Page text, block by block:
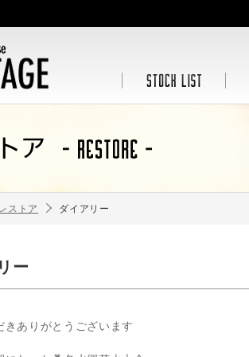
レストア ダイアリー
ー
きありがとうございます